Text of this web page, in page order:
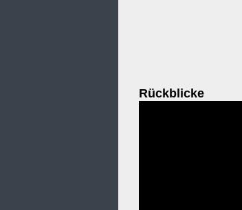
Rückblicke